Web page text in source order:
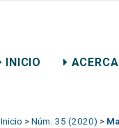
INICIO
Inicio > Núm. 35 (2020) >